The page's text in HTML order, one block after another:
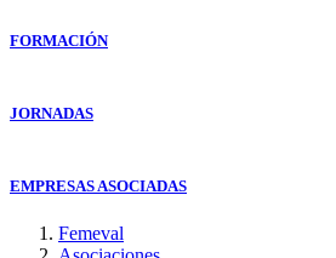
FORMACIÓN
JORNADAS
EMPRESAS ASOCIADAS
Femeval